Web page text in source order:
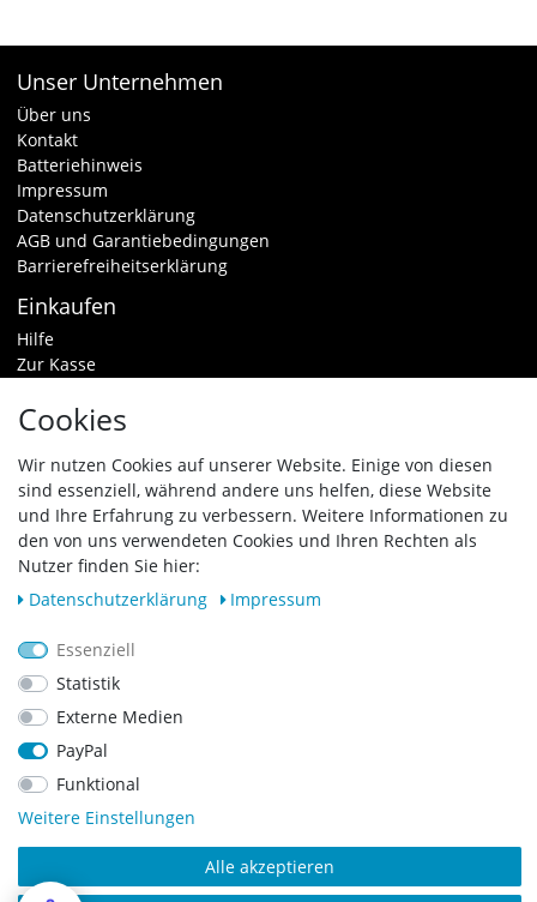
Unser Unternehmen
Über uns
Kontakt
Batteriehinweis
Impressum
Datenschutzerklärung
AGB und Garantiebedingungen
Barrierefreiheitserklärung
Einkaufen
Hilfe
Zur Kasse
Zahlungsarten & Versand
Vertrag widerrufen
Zahlungsarten
Cookies
Wir nutzen Cookies auf unserer Website. Einige von diesen
sind essenziell, während andere uns helfen, diese Website
und Ihre Erfahrung zu verbessern. Weitere Informationen zu
den von uns verwendeten Cookies und Ihren Rechten als
Nutzer finden Sie hier:
Daten­schutz­erklärung
Impressum
Essenziell
Statistik
Externe Medien
PayPal
Funktional
Weitere Einstellungen
Alle akzeptieren